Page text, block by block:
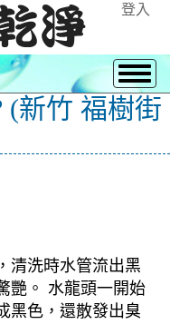
登入
(新竹 福樹街
清洗時水管流出黑
艷。 水龍頭一開始
黑色，還散發出臭